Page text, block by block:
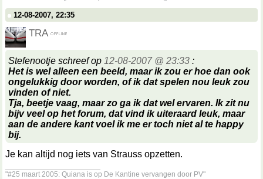
12-08-2007, 22:35
TRA
Stefenootje schreef op 12-08-2007 @ 23:33 :
Het is wel alleen een beeld, maar ik zou er hoe dan ook
ongelukkig door worden, of ik dat spelen nou leuk zou
vinden of niet.
Tja, beetje vaag, maar zo ga ik dat wel ervaren. Ik zit nu
bijv veel op het forum, dat vind ik uiteraard leuk, maar
aan de andere kant voel ik me er toch niet al te happy
bij.
Je kan altijd nog iets van Strauss opzetten.
"#25 maart 2005: Quiana is op De Kantine vervangen door PV"